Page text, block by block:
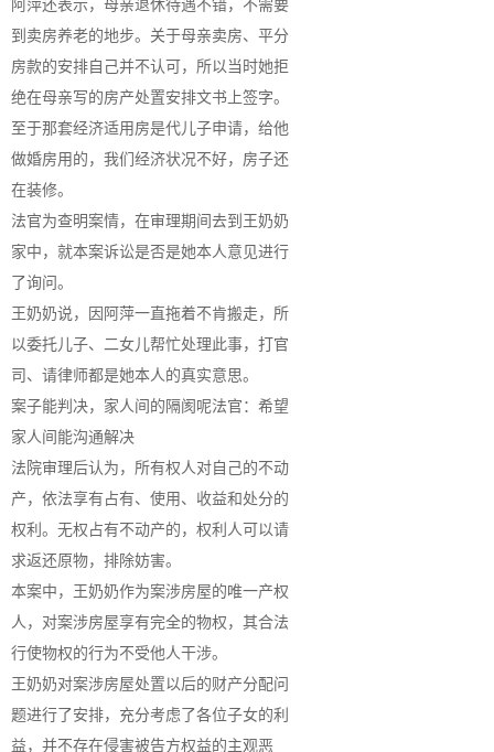
阿萍还表示，母亲退休待遇不错，不需要
到卖房养老的地步。关于母亲卖房、平分
房款的安排自己并不认可，所以当时她拒
绝在母亲写的房产处置安排文书上签字。
至于那套经济适用房是代儿子申请，给他
做婚房用的，我们经济状况不好，房子还
在装修。
法官为查明案情，在审理期间去到王奶奶
家中，就本案诉讼是否是她本人意见进行
了询问。
王奶奶说，因阿萍一直拖着不肯搬走，所
以委托儿子、二女儿帮忙处理此事，打官
司、请律师都是她本人的真实意思。
案子能判决，家人间的隔阂呢法官：希望
家人间能沟通解决
法院审理后认为，所有权人对自己的不动
产，依法享有占有、使用、收益和处分的
权利。无权占有不动产的，权利人可以请
求返还原物，排除妨害。
本案中，王奶奶作为案涉房屋的唯一产权
人，对案涉房屋享有完全的物权，其合法
行使物权的行为不受他人干涉。
王奶奶对案涉房屋处置以后的财产分配问
题进行了安排，充分考虑了各位子女的利
益，并不存在侵害被告方权益的主观恶